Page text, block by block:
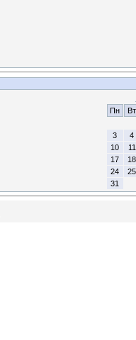
Пн
Вт
3
4
10
11
17
18
24
25
31